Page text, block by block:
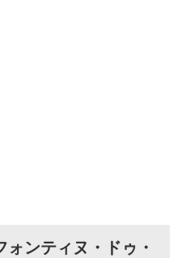
ンティヌ・ドゥ・